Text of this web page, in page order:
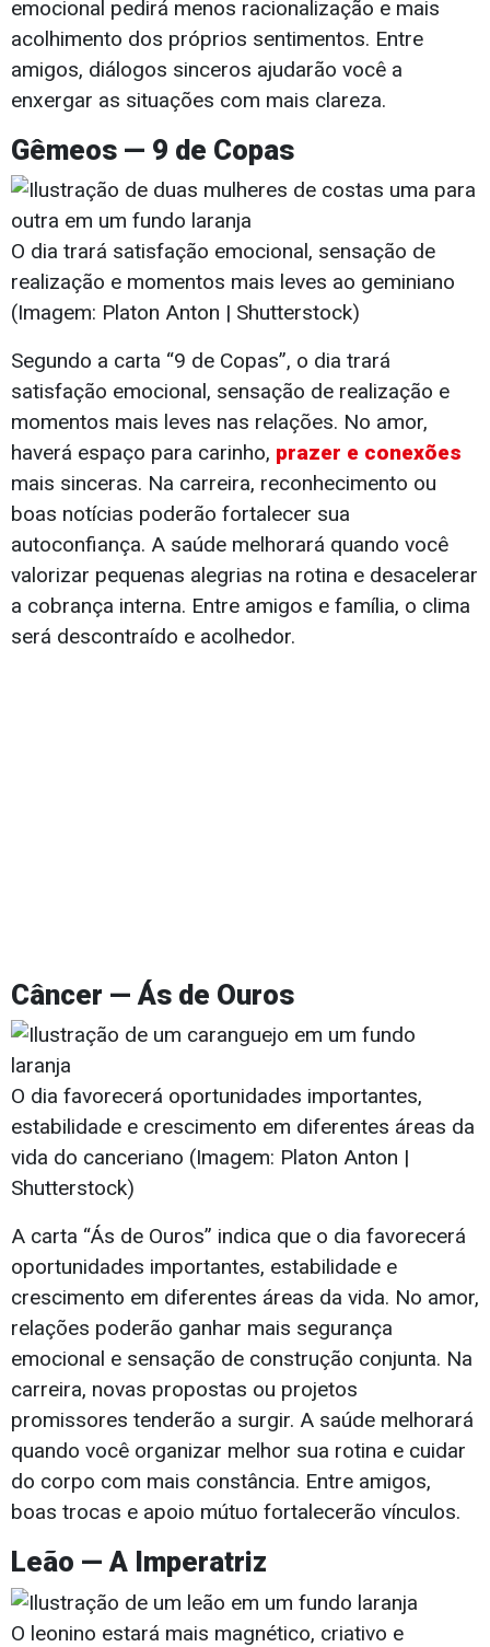
emocional pedirá menos racionalização e mais
acolhimento dos próprios sentimentos. Entre
amigos, diálogos sinceros ajudarão você a
enxergar as situações com mais clareza.
Gêmeos — 9 de Copas
O dia trará satisfação emocional, sensação de
realização e momentos mais leves ao geminiano
(Imagem: Platon Anton | Shutterstock)
Segundo a carta “9 de Copas”, o dia trará
satisfação emocional, sensação de realização e
momentos mais leves nas relações. No amor,
haverá espaço para carinho, prazer e conexões
mais sinceras. Na carreira, reconhecimento ou
boas notícias poderão fortalecer sua
autoconfiança. A saúde melhorará quando você
valorizar pequenas alegrias na rotina e desacelerar
a cobrança interna. Entre amigos e família, o clima
será descontraído e acolhedor.
Câncer — Ás de Ouros
O dia favorecerá oportunidades importantes,
estabilidade e crescimento em diferentes áreas da
vida do canceriano (Imagem: Platon Anton |
Shutterstock)
A carta “Ás de Ouros” indica que o dia favorecerá
oportunidades importantes, estabilidade e
crescimento em diferentes áreas da vida. No amor,
relações poderão ganhar mais segurança
emocional e sensação de construção conjunta. Na
carreira, novas propostas ou projetos
promissores tenderão a surgir. A saúde melhorará
quando você organizar melhor sua rotina e cuidar
do corpo com mais constância. Entre amigos,
boas trocas e apoio mútuo fortalecerão vínculos.
Leão — A Imperatriz
O leonino estará mais magnético, criativo e